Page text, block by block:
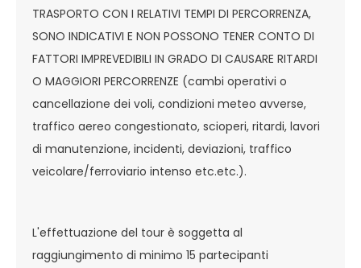
TRASPORTO CON I RELATIVI TEMPI DI PERCORRENZA,
SONO INDICATIVI E NON POSSONO TENER CONTO DI
FATTORI IMPREVEDIBILI IN GRADO DI CAUSARE RITARDI
O MAGGIORI PERCORRENZE (cambi operativi o
cancellazione dei voli, condizioni meteo avverse,
traffico aereo congestionato, scioperi, ritardi, lavori
di manutenzione, incidenti, deviazioni, traffico
veicolare/ferroviario intenso etc.etc.).
L'effettuazione del tour è soggetta al
raggiungimento di minimo 15 partecipanti